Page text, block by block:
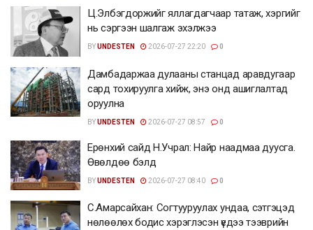
Ц.Элбэгдоржийг яллагдагчаар татаж, хэргийг
нь сэргээн шалгаж эхэлжээ
BYUNDESTEN 2026-07-27 22:20 0
Дамбадаржаа дулааны станцад аравдугаар
сард тохируулга хийж, энэ онд ашиглалтад
оруулна
BYUNDESTEN 2026-07-27 08:57 0
Ерөнхий сайд Н.Учрал: Найр наадмаа дуусга.
Өвөлдөө бэлд
BYUNDESTEN 2026-07-27 08:40 0
С.Амарсайхан: Согтууруулах ундаа, сэтгэцэд
нөлөөлөх бодис хэрэглэсэн үедээ тээврийн